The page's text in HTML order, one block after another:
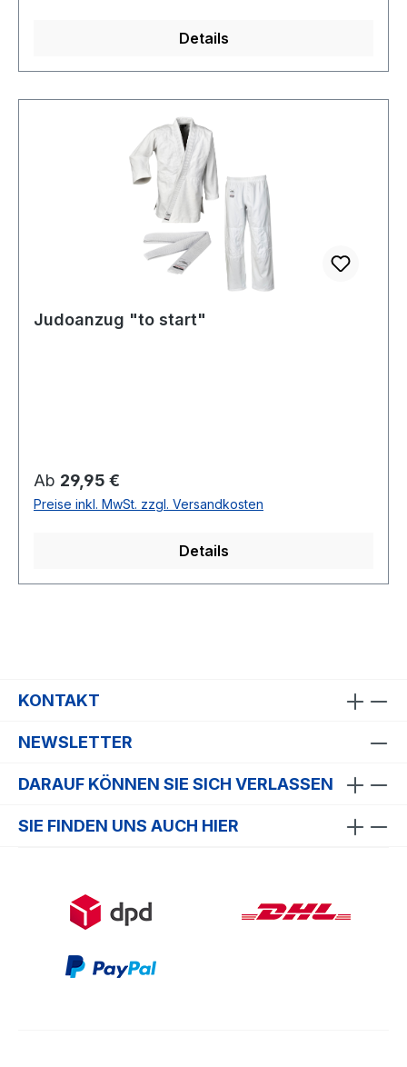
Details
Judoanzug "to start"
Regulärer Preis:
Ab 29,95 €
Preise inkl. MwSt. zzgl. Versandkosten
Details
KONTAKT
NEWSLETTER
DARAUF KÖNNEN SIE SICH VERLASSEN
SIE FINDEN UNS AUCH HIER